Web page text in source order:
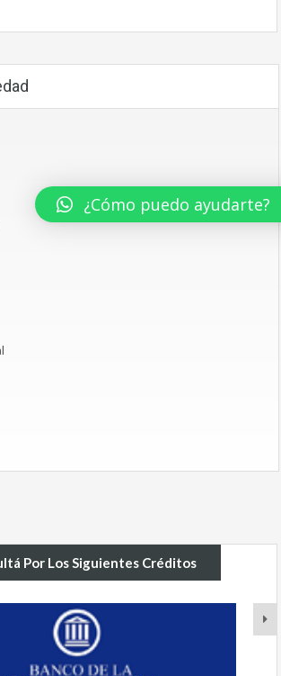
Por Los Siguientes Créditos
¿Cómo puedo ayudarte?